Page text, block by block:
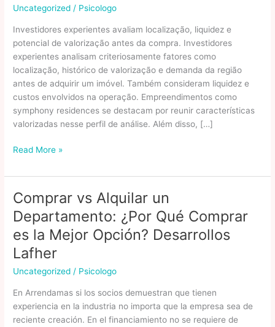
Uncategorized / Psicologo
Investidores experientes avaliam localização, liquidez e
potencial de valorização antes da compra. Investidores
experientes analisam criteriosamente fatores como
localização, histórico de valorização e demanda da região
antes de adquirir um imóvel. Também consideram liquidez e
custos envolvidos na operação. Empreendimentos como
symphony residences se destacam por reunir características
valorizadas nesse perfil de análise. Além disso, […]
O
Investidores
Experientes
Analisam
Antes
De
Comprar
Read More »
Comprar vs Alquilar un
Departamento: ¿Por Qué Comprar
es la Mejor Opción? Desarrollos
Lafher
Uncategorized / Psicologo
En Arrendamas si los socios demuestran que tienen
experiencia en la industria no importa que la empresa sea de
reciente creación. En el financiamiento no se requiere de